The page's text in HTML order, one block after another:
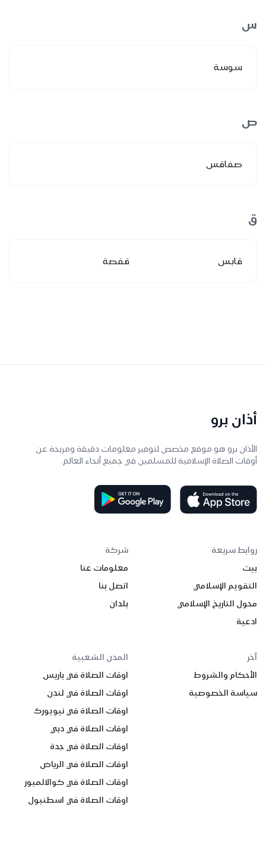
س
سوسة
ص
صفاقس
ق
قابس قفصة
أذان برو
الأذان برو هو موقع مخصص لتوفير معلومات دقيقة ومريحة عن
أوقات الصلاة الإسلامية للمسلمين في جميع أنحاء العالم.
روابط سريعة
بيت
التقويم الإسلامي
محول التاريخ الإسلامي
ادعية
شركة
معلومات عنا
اتصل بنا
بلدان
آخر
الأحكام والشروط
سياسة الخصوصية
المدن الشعبية
اوقات الصلاة في باريس
اوقات الصلاة في لندن
اوقات الصلاة في نيويورك
اوقات الصلاة في دبي
اوقات الصلاة في جدة
اوقات الصلاة في الرياض
اوقات الصلاة في كوالالمبور
اوقات الصلاة في اسطنبول